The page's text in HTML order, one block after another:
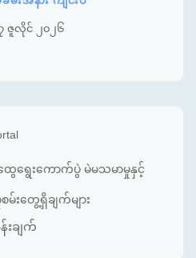
၇ ဇူလိုင် ၂၀၂၆
ေရွေးကောက်ပွဲ မဲမသမာမှုနှင့်
မ်းတွေ့ရှိချက်များ
းချက်